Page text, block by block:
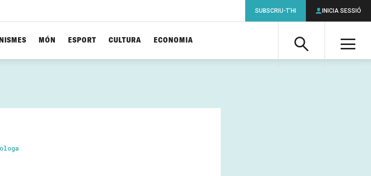
Cerca
MÓN ESPORT CULTURA ECONOMIA
SUBSCRIU-T'HI INICIA SESSIÓ